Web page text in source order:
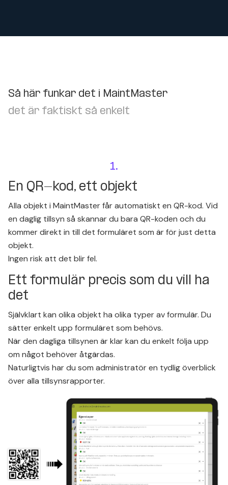
Så här funkar det i MaintMaster
det är faktiskt så enkelt
1.
En QR-kod, ett objekt
Alla objekt i MaintMaster får automatiskt en QR-kod. Vid
en daglig tillsyn så skannar du bara QR-koden och du
kommer direkt in till det formuläret som är för just detta
objekt.
Ingen risk att det blir fel.
Ett formulär precis som du vill ha
det
Självklart kan olika objekt ha olika typer av formulär. Du
sätter enkelt upp formuläret som behövs.
När den dagliga tillsynen är klar kan du enkelt följa upp
om något behöver åtgärdas.
Naturligtvis har du som administratör en tydlig överblick
över alla tillsynsrapporter.